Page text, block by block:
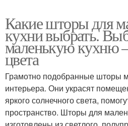
Какие шторы для
кухни выбрать.
маленькую кухню
цвета
Грамотно подобранные шторы
интерьера. Они украсят
яркого солнечного света,
пространство. Шторы для